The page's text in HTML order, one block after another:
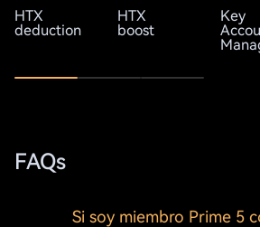
HTX
deduction
HTX
boost
Key
FAQs
Si soy miembro Prime 5